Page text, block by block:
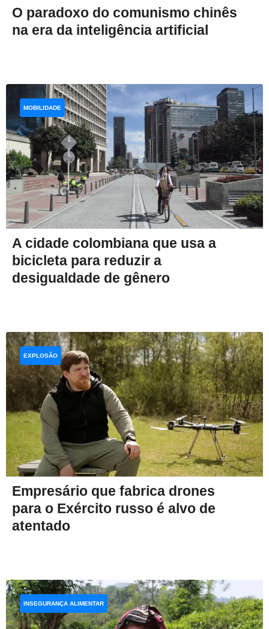
O paradoxo do comunismo chinês
na era da inteligência artificial
A cidade colombiana que usa a
bicicleta para reduzir a
desigualdade de gênero
MOBILIDADE
Empresário que fabrica drones
para o Exército russo é alvo de
atentado
EXPLOSÃO
INSEGURANÇA ALIMENTAR